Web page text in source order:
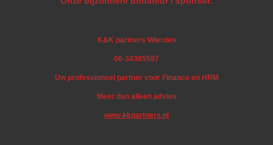
K&K partners Wierden
06-34385587
Uw professioneel partner voor Finance en HRM
Meer dan alleen advies
www.kkpartners.nl